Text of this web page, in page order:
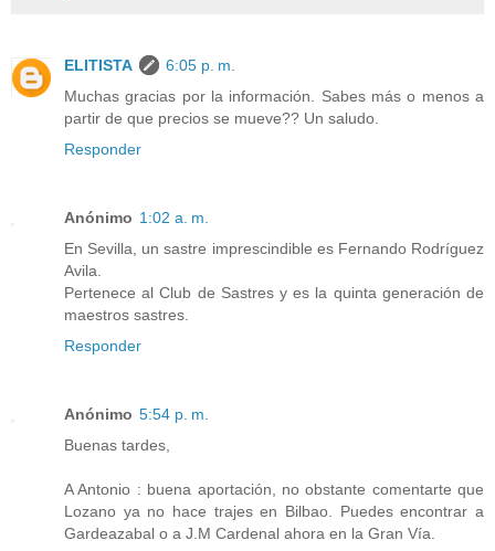
ELITISTA
6:05 p. m.
Muchas gracias por la información. Sabes más o menos a
partir de que precios se mueve?? Un saludo.
Responder
Anónimo 1:02 a. m.
En Sevilla, un sastre imprescindible es Fernando Rodríguez
Avila.
Pertenece al Club de Sastres y es la quinta generación de
maestros sastres.
Responder
Anónimo 5:54 p. m.
Buenas tardes,
A Antonio : buena aportación, no obstante comentarte que
Lozano ya no hace trajes en Bilbao. Puedes encontrar a
Gardeazabal o a J.M Cardenal ahora en la Gran Vía.